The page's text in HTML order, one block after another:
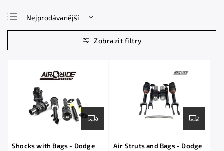
Nejprodávanější
Nejlevnější
Nejdražší
Shocks with Bags - Dodge
Air Struts and Bags - Dodge